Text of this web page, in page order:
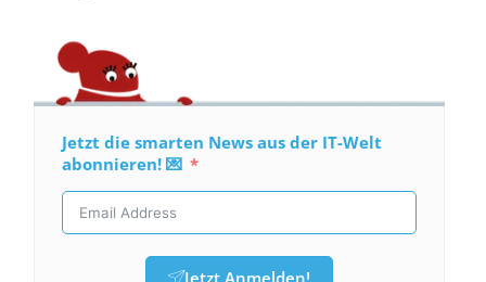
Jetzt die smarten News aus der IT-Welt
abonnieren! 💌